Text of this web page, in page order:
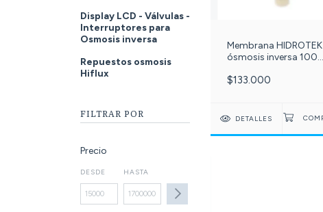
Display LCD - Válvulas -
Interruptores para
Osmosis inversa
Repuestos osmosis
Hiflux
FILTRAR POR
Precio
DESDE HASTA
Membrana HIDROTEK
ósmosis inversa 100
$133.000
DETALLES